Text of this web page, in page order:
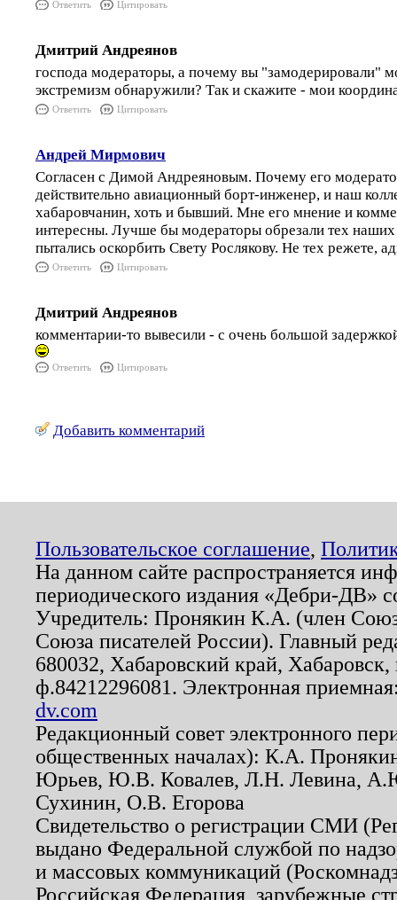
Ответить Цитировать
Дмитрий Андреянов
господа модераторы, а почему вы "замодерировали"
экстремизм обнаружили? Так и скажите - мои
Ответить Цитировать
Андрей Мирмович
Согласен с Димой Андреяновым. Почему его
действительно авиационный борт-инженер, и наш
хабаровчанин, хоть и бывший. Мне его мнение и
интересны. Лучше бы модераторы обрезали тех наших
пытались оскорбить Свету Рослякову. Не тех режете,
Ответить Цитировать
Дмитрий Андреянов
комментарии-то вывесили - с очень большой
Ответить Цитировать
Добавить комментарий
Пользовательское соглашение,
На данном сайте распространяется
периодического издания «Дебри-ДВ»
Учредитель: Пронякин К.А. (член
Союза писателей России). Главный
680032, Хабаровский край,
ф.84212296081. Электронная
dv.com
Редакционный совет электронного
общественных началах): К.А.
Юрьев, Ю.В. Ковалев, Л.Н. Левина,
Сухинин, О.В. Егорова
Свидетельство о регистрации СМИ
выдано Федеральной службой по
и массовых коммуникаций
Российская Федерация, зарубежные